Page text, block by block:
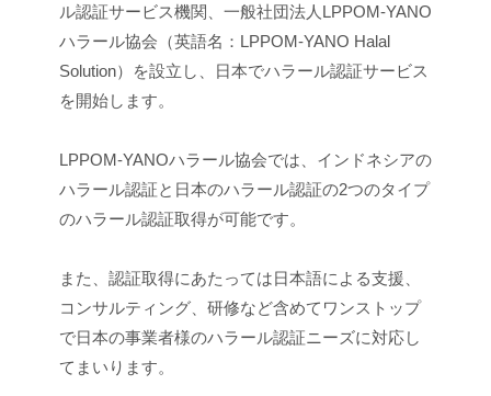
ル認証サービス機関、一般社団法人LPPOM-YANO
ハラール協会（英語名：LPPOM-YANO Halal
Solution）を設立し、日本でハラール認証サービス
を開始します。
LPPOM-YANOハラール協会では、インドネシアの
ハラール認証と日本のハラール認証の2つのタイプ
のハラール認証取得が可能です。
また、認証取得にあたっては日本語による支援、
コンサルティング、研修など含めてワンストップ
で日本の事業者様のハラール認証ニーズに対応し
てまいります。